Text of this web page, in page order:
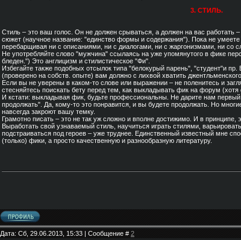
3. СТИЛЬ.
Стиль – это ваш голос. Он не должен срываться, а должен на вас работать –
сюжет (научное название: "единство формы и содержания"). Пока не
перебарщивая ни с описаниями, ни с диалогами, ни с жаргонизмами, ни со
Не употребляйте слово "мужчина" ссылаясь на уже упомянутого в фике
бледен.") Это англицизм и стилистическое "Фи".
Избегайте также подобных отсылок типа "белокурый парень", "студент"и
(проверено на собств. опыте) вам должно с лихвой хватить
Если вы не уверены в каком-то слове или выражении – не поленитесь и
стесняйтесь поискать бету перед тем, как выкладывать фик на форум (хотя
И кстати: выкладывая фик, будьте профессиональны. Не дарите нам
продолжать". Да, кому-то это понравится, и вы будете продолжать. Но
навсегда закроют вашу темку.
Грамотно писать – это не так уж сложно и вполне достижимо. И в принципе,
Выработать свой узнаваемый стиль, научиться играть стилями,
подстраиваться под героев – уже труднее. Единственный известный мне
(только) фики, а просто качественную и разнообразную литературу.
Дата: Сб, 29.06.2013, 15:33 | Сообщение # 2